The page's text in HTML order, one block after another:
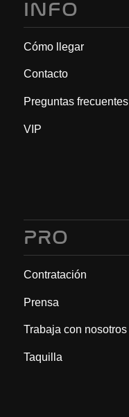
INFO
Cómo llegar
Contacto
Preguntas frecuentes
VIP
PRO
Contratación
Prensa
Trabaja con nosotros
Taquilla